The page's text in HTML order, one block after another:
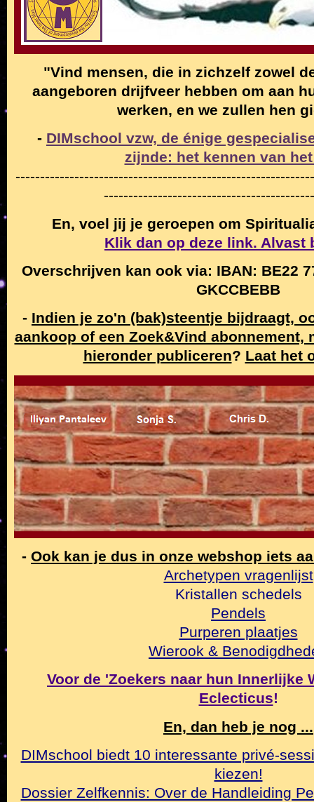
"Vind mensen, die in zichzelf zowel
aangeboren drijfveer hebben om aan
werken, en we zullen hen
- DIMschool vzw, de énige
zijnde: het kennen van
En, voel jij je geroepen om
Klik dan op deze link. Alvast
Overschrijven kan ook via: IBAN: BE22
GKCCBEBB
- Indien je zo'n (bak)steentje bijdraagt,
aankoop of een Zoek&Vind abonnement,
hieronder publiceren? Laat het
- Ook kan je dus in onze webshop iets
Archetypen vragenlijst
Kristallen schedels
Pendels
Purperen plaatjes
Wierook &
Voor de 'Zoekers naar hun Innerlijke
Eclecticus!
En, dan heb je nog ...
DIMschool biedt 10 interessante privé-
kiezen!
Dossier Zelfkennis: Over de Handleiding